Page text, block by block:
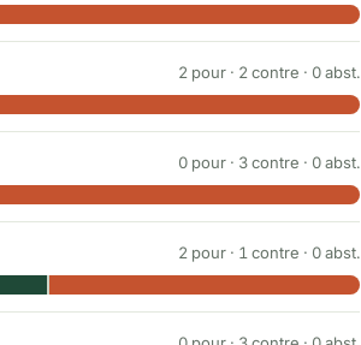
2 pour · 2 contre · 0abst.
0 pour · 3contre · 0abst.
2 pour · 1 contre · 0abst.